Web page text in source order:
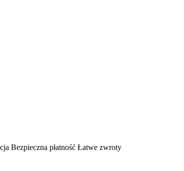
Bezpieczna płatność Łatwe zwroty